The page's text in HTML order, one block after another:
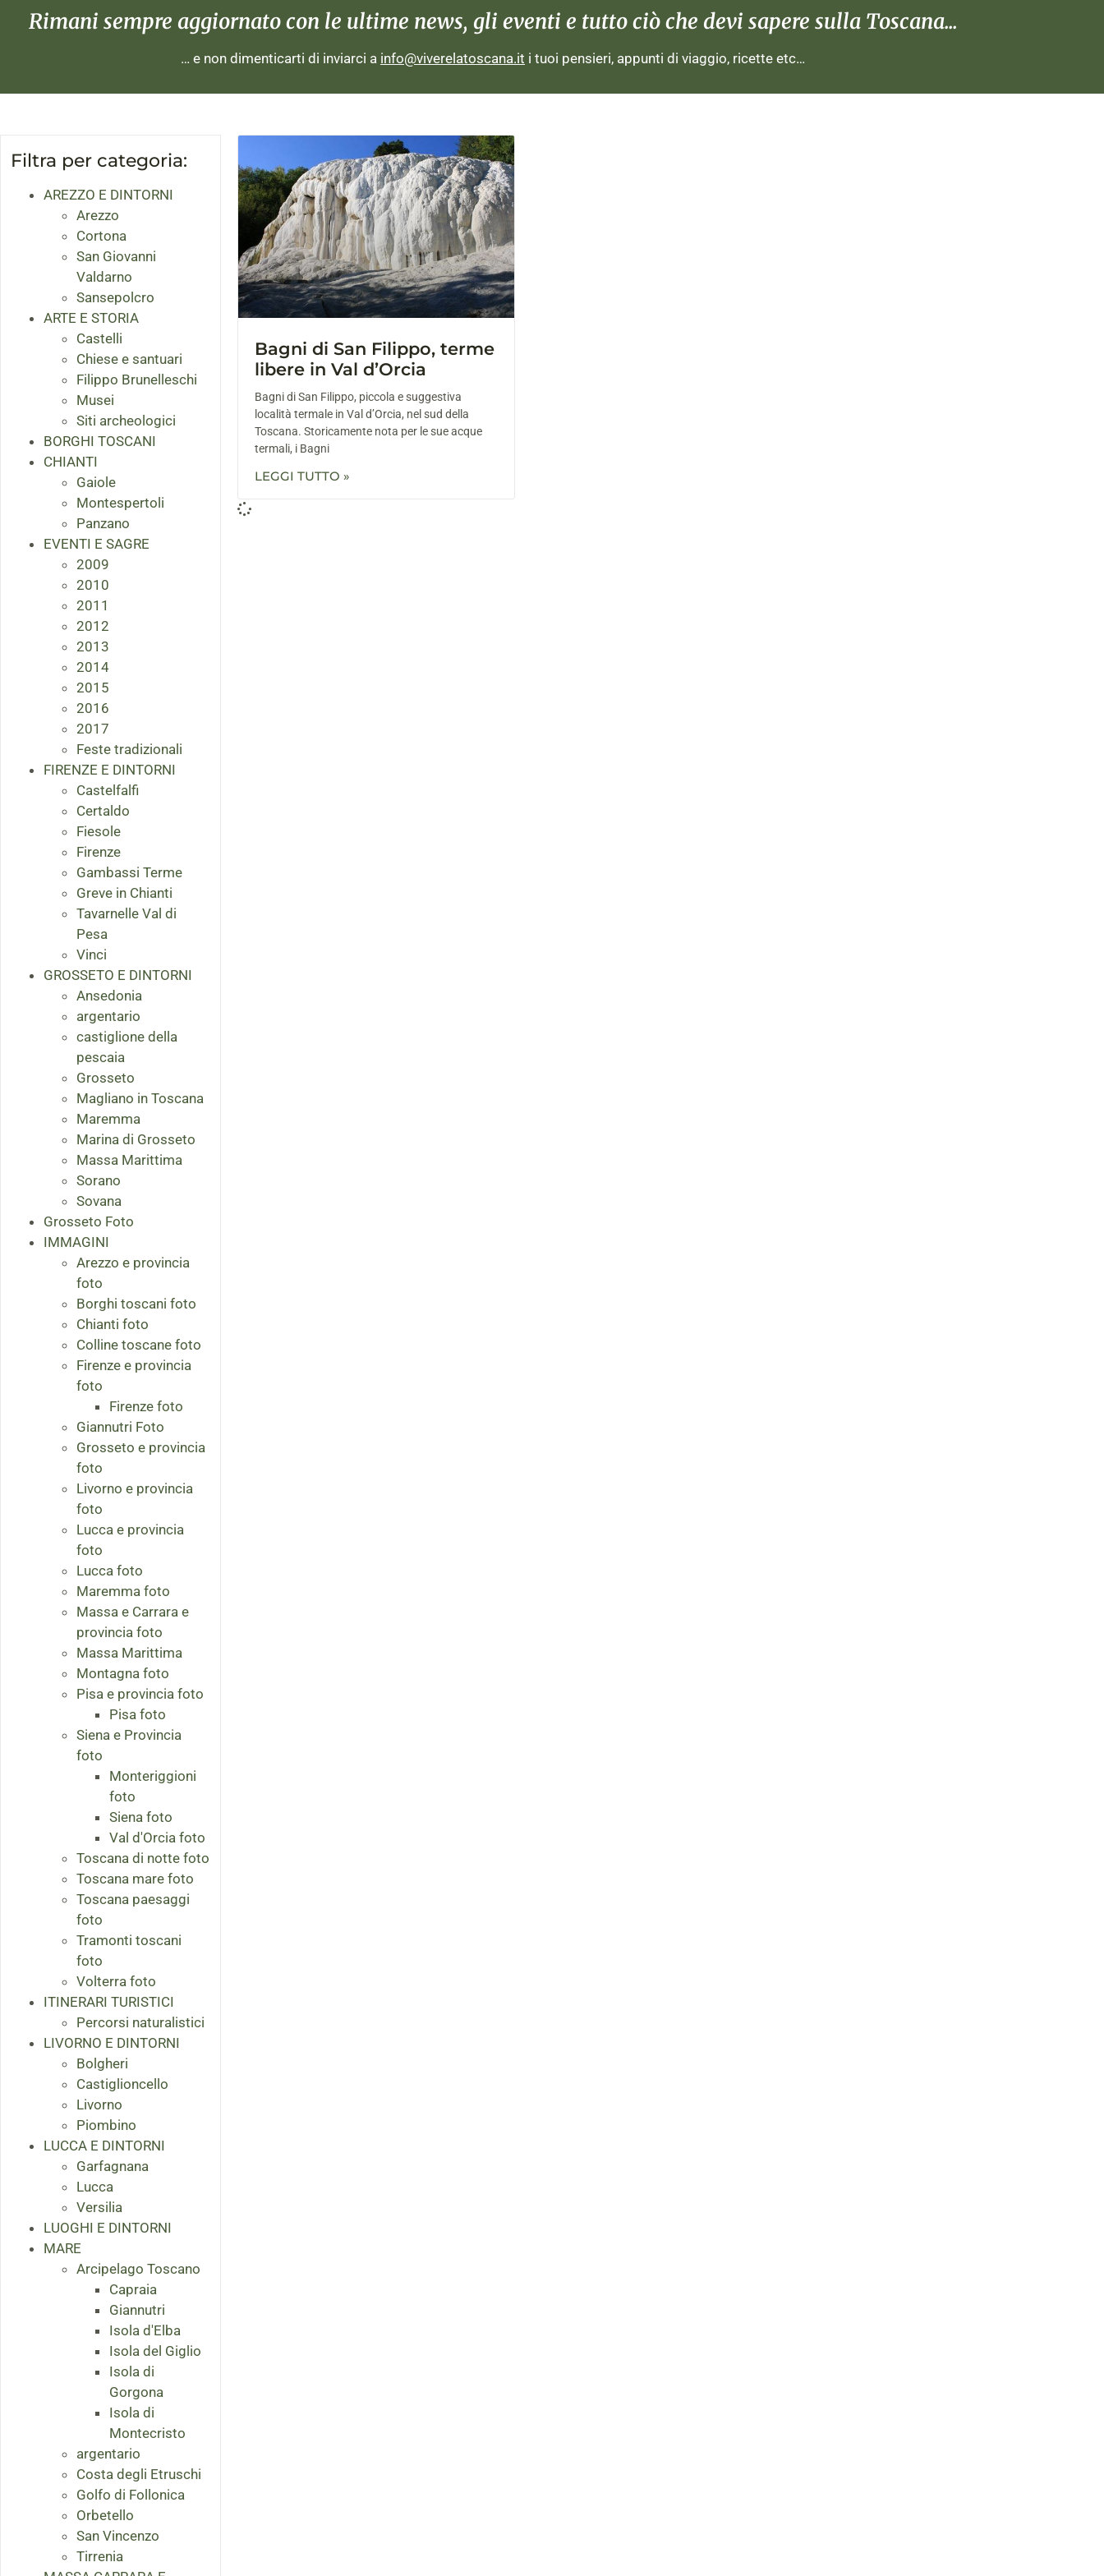
Rimani sempre aggiornato con le ultime news, gli eventi e tutto ciò che devi sapere sulla Toscana...
… e non dimenticarti di inviarci a info@viverelatoscana.it i tuoi pensieri, appunti di viaggio, ricette etc…
Filtra per categoria:
AREZZO E DINTORNI
Arezzo
Cortona
San Giovanni
Valdarno
Sansepolcro
ARTE E STORIA
Castelli
Chiese e santuari
Filippo Brunelleschi
Musei
Siti archeologici
BORGHI TOSCANI
CHIANTI
Gaiole
Montespertoli
Panzano
EVENTI E SAGRE
2009
2010
2011
2012
2013
2014
2015
2016
2017
Feste tradizionali
FIRENZE E DINTORNI
Castelfalfi
Certaldo
Fiesole
Firenze
Gambassi Terme
Greve in Chianti
Tavarnelle Val di
Pesa
Vinci
GROSSETO E DINTORNI
Ansedonia
argentario
castiglione della
pescaia
Grosseto
Magliano in Toscana
Maremma
Marina di Grosseto
Massa Marittima
Sorano
Sovana
Grosseto Foto
IMMAGINI
Arezzo e provincia
foto
Borghi toscani foto
Chianti foto
Colline toscane foto
Firenze e provincia
foto
Firenze foto
Giannutri Foto
Grosseto e provincia
foto
Livorno e provincia
foto
Lucca e provincia
foto
Lucca foto
Maremma foto
Massa e Carrara e
provincia foto
Massa Marittima
Montagna foto
Pisa e provincia foto
Pisa foto
Siena e Provincia
foto
Monteriggioni
foto
Siena foto
Val d'Orcia foto
Toscana di notte foto
Toscana mare foto
Toscana paesaggi
foto
Tramonti toscani
foto
Volterra foto
ITINERARI TURISTICI
Percorsi naturalistici
LIVORNO E DINTORNI
Bolgheri
Castiglioncello
Livorno
Piombino
LUCCA E DINTORNI
Garfagnana
Lucca
Versilia
LUOGHI E DINTORNI
MARE
Arcipelago Toscano
Capraia
Giannutri
Isola d'Elba
Isola del Giglio
Isola di
Gorgona
Isola di
Montecristo
argentario
Costa degli Etruschi
Golfo di Follonica
Orbetello
San Vincenzo
Tirrenia
Bagni di San Filippo, terme
libere in Val d’Orcia
Bagni di San Filippo, piccola e suggestiva
località termale in Val d’Orcia, nel sud della
Toscana. Storicamente nota per le sue acque
termali, i Bagni
LEGGI TUTTO »